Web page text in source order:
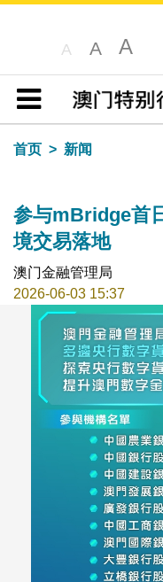
A A A
目录
首页
新闻
参与mBridge首
境交易落地
澳门金融管理局
2026-06-03 15:37